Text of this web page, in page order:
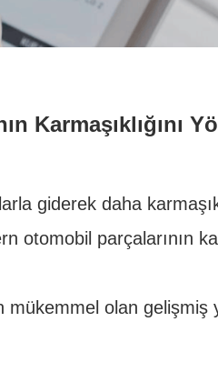
Karmaşıklığını
giderek daha
parçalarının
olan gelişmiş